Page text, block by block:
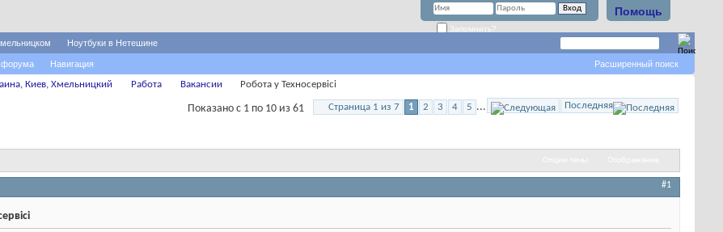
Помощь
Запомнить?
Навигация
Ноутбуки в Нетешине
Расширенный поиск
Киев, Хмельницкий Работа Вакансии Робота у Техносервісі
Страница 1 из 7 1 2 3 4 5 ... Последняя
Показано с 1 по 10 из 61
#1